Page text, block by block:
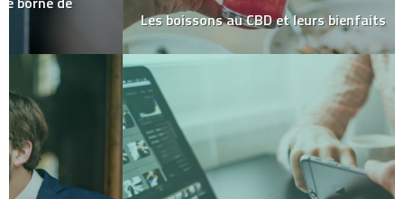
Les boissons au CBD et leurs bienfaits